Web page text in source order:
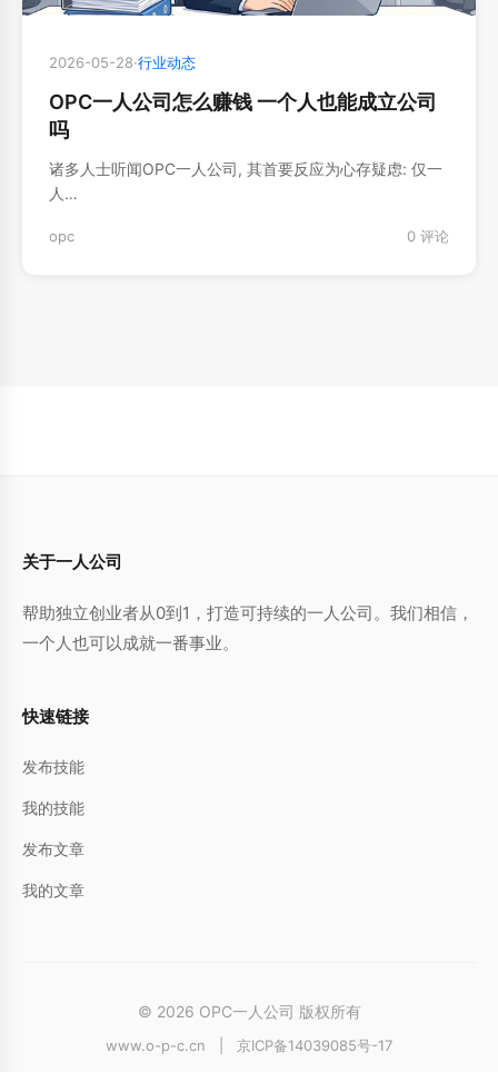
2026-05-28·行业动态
OPC一人公司怎么赚钱 一个人也能成立公司
吗
诸多人士听闻OPC一人公司, 其首要反应为心存疑虑: 仅一
人…
opc 0 评论
关于一人公司
帮助独立创业者从0到1，打造可持续的一人公司。我们相信，
一个人也可以成就一番事业。
快速链接
发布技能
我的技能
发布文章
我的文章
© 2026 OPC一人公司 版权所有
www.o-p-c.cn 京ICP备14039085号-17